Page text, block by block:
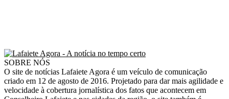
SOBRE NÓS
O site de notícias Lafaiete Agora é um veículo de comunicação
criado em 12 de agosto de 2016. Projetado para dar mais agilidade e
velocidade à cobertura jornalística dos fatos que acontecem em